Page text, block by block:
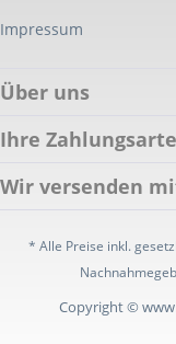
Impressum
Über uns
Ihre
Wir versenden
* Alle Preise inkl.
Copyright ©